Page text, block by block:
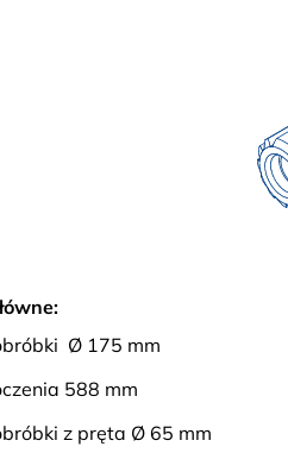
Ø 175 mm
588 mm
z pręta Ø 65 mm